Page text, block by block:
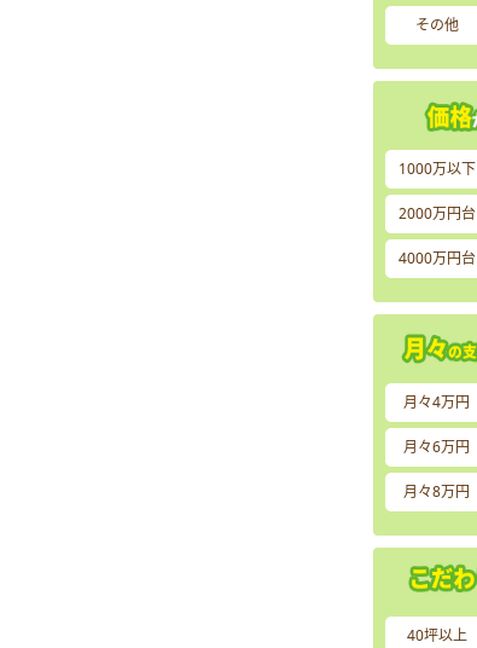
その他
1000万以下
2000万円台
4000万円台
月々4万円
月々6万円
月々8万円
40坪以上